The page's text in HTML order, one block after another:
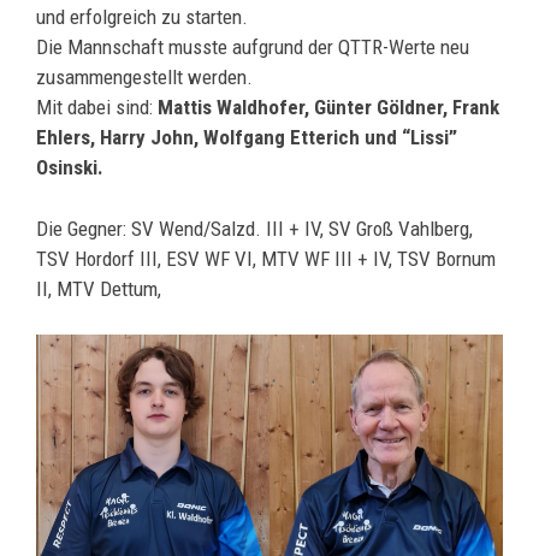
und erfolgreich zu starten.
Die Mannschaft musste aufgrund der QTTR-Werte neu
zusammengestellt werden.
Mit dabei sind: Mattis Waldhofer, Günter Göldner, Frank
Ehlers, Harry John, Wolfgang Etterich und “Lissi”
Osinski.
Die Gegner: SV Wend/Salzd. III + IV, SV Groß Vahlberg,
TSV Hordorf III, ESV WF VI, MTV WF III + IV, TSV Bornum
II, MTV Dettum,